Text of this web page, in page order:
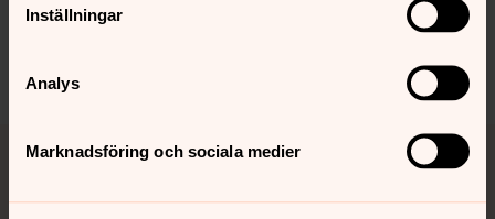
Inställningar
Analys
Marknadsföring och sociala medier
sondrum.vapno@svenskakyrkan.se